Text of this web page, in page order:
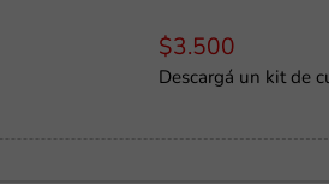
$3.500
Descargá un kit de